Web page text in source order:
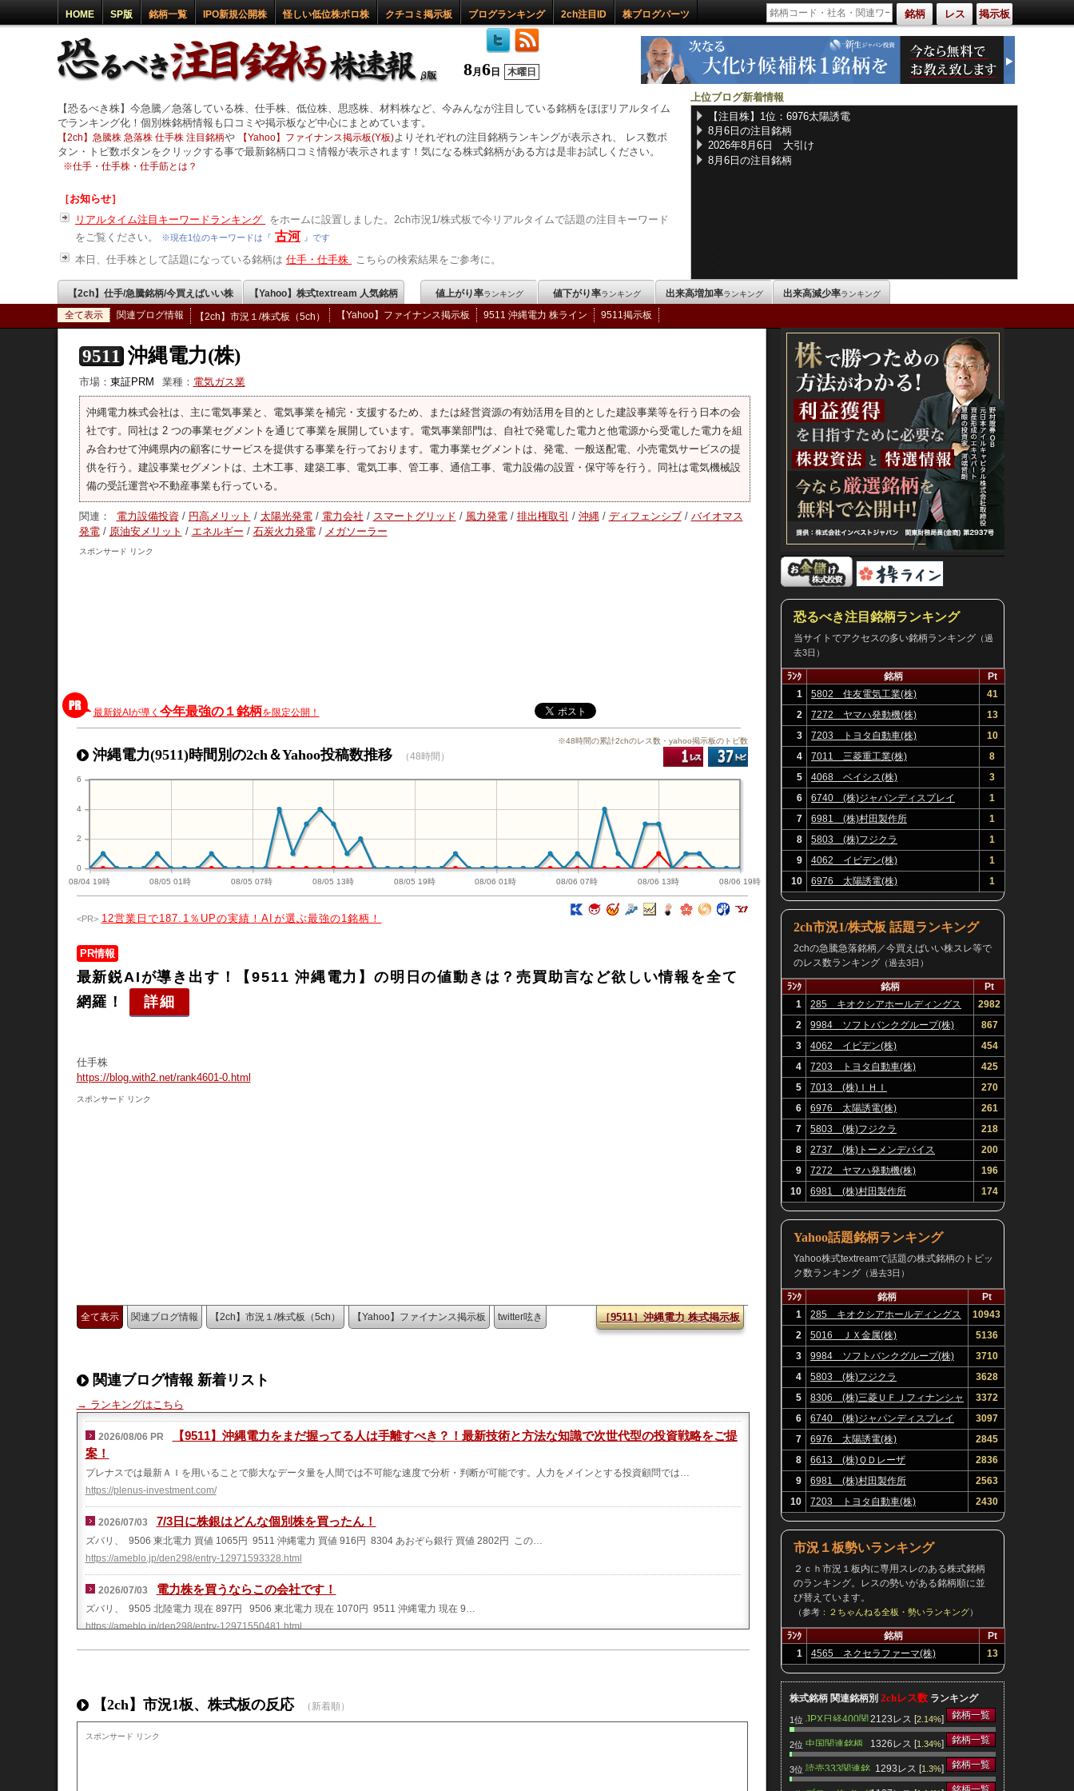
HOME SP版 銘柄一覧 IPO新規公開株 怪しい低位株ボロ株 クチコミ掲示板 ブログランキング 2ch注目ID 株ブログパーツ 銘柄 レス 掲示板
8月 6 日 木曜日
【恐るべき株】今急騰／急落している株、仕手株、低位株、思惑株、材料株など、今みんなが注目している銘柄をほぼリアルタイム
でランキング化！個別株銘柄情報も口コミや掲示板など中心にまとめています。
【2ch】急騰株 急落株 仕手株 注目銘柄や 【Yahoo】ファイナンス掲示板(Y板)よりそれぞれの注目銘柄ランキングが表示され、 レス数ボ
タン・トピ数ボタンをクリックする事で最新銘柄口コミ情報が表示されます！気になる株式銘柄がある方は是非お試しください。
※仕手・仕手株・仕手筋とは？
［お知らせ］
リアルタイム注目キーワードランキング
をホームに設置しました。2ch市況1/株式板で今リアルタイムで話題の注目キーワード
をご覧ください。
※現在1位のキーワードは『 古河 』です
本日、仕手株として話題になっている銘柄は 仕手・仕手株 こちらの検索結果をご参考に。
上位ブログ新着情報
【注目株】1位：6976太陽誘電
8月6日の注目銘柄
2026年8月6日 大引け
8月6日の注目銘柄
【2ch】仕手/急騰銘柄/今買えばいい株 【Yahoo】株式textream 人気銘柄 値上がり率ランキング 値下がり率ランキング 出来高増加率ランキング 出来高減少率ランキング
全て表示 関連ブログ情報 【2ch】市況１/株式板（5ch） 【Yahoo】ファイナンス掲示板 9511 沖縄電力 株ライン 9511掲示板
9511 沖縄電力(株)
市場： 東証PRM 業種： 電気ガス業
沖縄電力株式会社は、主に電気事業と、電気事業を補完・支援するため、または経営資源の有効活用を目的とした建設事業等を行う日本の会
社です。同社は 2 つの事業セグメントを通じて事業を展開しています。電気事業部門は、自社で発電した電力と他電源から受電した電力を組
み合わせて沖縄県内の顧客にサービスを提供する事業を行っております。電力事業セグメントは、発電、一般送配電、小売電気サービスの提
供を行う。建設事業セグメントは、土木工事、建築工事、電気工事、管工事、通信工事、電力設備の設置・保守等を行う。同社は電気機械設
備の受託運営や不動産事業も行っている。
関連： 電力設備投資 / 円高メリット / 太陽光発電 / 電力会社 / スマートグリッド / 風力発電 / 排出権取引 / 沖縄 / ディフェンシブ / バイオマス
発電 / 原油安メリット / エネルギー / 石炭火力発電 / メガソーラー
スポンサード リンク
最新鋭AIが導く 今年最強の１銘柄を限定公開！
沖縄電力(9511)時間別の2ch＆Yahoo投稿数推移 （48時間）
※48時間の累計2chのレス数・yahoo掲示板のトピ数
08/04 19時 08/05 01時 08/05 07時 08/05 13時 08/05 19時 08/06 01時 08/06 07時 08/06 13時 08/06 19時
0
2
4
6
12営業日で187.1％UPの実績！AIが選ぶ最強の1銘柄！
PR情報
最新鋭AIが導き出す！【9511 沖縄電力】の明日の値動きは？売買助言など欲しい情報を全て
網羅！
詳細
仕手株
https://blog.with2.net/rank4601-0.html
スポンサード リンク
全て表示 関連ブログ情報 【2ch】市況１/株式板（5ch） 【Yahoo】ファイナンス掲示板 twitter呟き ［9511］沖縄電力 株式掲示板
関連ブログ情報 新着リスト
→ ランキングはこちら
2026/08/06 PR
【9511】沖縄電力をまだ握ってる人は手離すべき？！最新技術と方法な知識で次世代型の投資戦略をご提
案！
プレナスでは最新ＡＩを用いることで膨大なデータ量を人間では不可能な速度で分析・判断が可能です。人力をメインとする投資顧問では…
https://plenus-investment.com/
2026/07/03 7/3日に株銀はどんな個別株を買ったん！
ズバリ、 9506 東北電力 買値 1065円 9511 沖縄電力 買値 916円 8304 あおぞら銀行 買値 2802円 この…
https://ameblo.jp/den298/entry-12971593328.html
2026/07/03 電力株を買うならこの会社です！
ズバリ、 9505 北陸電力 現在 897円 9506 東北電力 現在 1070円 9511 沖縄電力 現在 9…
https://ameblo.jp/den298/entry-12971550481.html
https://stock.f-frontier.com/2026/04/29/233694/
【2ch】市況1板、株式板の反応 （新着順）
スポンサード リンク
恐るべき注目銘柄ランキング
当サイトでアクセスの多い銘柄ランキング（過
去3日）
ﾗﾝｸ 銘柄
Pt
1
5802 住友電気工業(株)
41
2
7272 ヤマハ発動機(株)
13
3
7203 トヨタ自動車(株)
10
4
7011 三菱重工業(株)
8
5
4068 ベイシス(株)
3
6
6740 (株)ジャパンディスプレイ
1
7
6981 (株)村田製作所
1
8
5803 (株)フジクラ
1
9
4062 イビデン(株)
1
10
6976 太陽誘電(株) 1
2ch市況1/株式板 話題ランキング
2chの急騰急落銘柄／今買えばいい株スレ等で
のレス数ランキング（過去3日）
ﾗﾝｸ 銘柄
Pt
1
285 キオクシアホールディングス
(株)
2982
2
9984 ソフトバンクグループ(株)
867
3
4062 イビデン(株)
454
4
7203 トヨタ自動車(株)
425
5
7013 (株)ＩＨＩ
270
6
6976 太陽誘電(株)
261
7
5803 (株)フジクラ
218
8
2737 (株)トーメンデバイス
200
9
7272 ヤマハ発動機(株)
196
10
6981 (株)村田製作所 174
Yahoo話題銘柄ランキング
Yahoo株式textreamで話題の株式銘柄のトピッ
ク数ランキング（過去3日）
ﾗﾝｸ 銘柄
Pt
1
285 キオクシアホールディングス
(株)
10943
2
5016 ＪＸ金属(株)
5136
3
9984 ソフトバンクグループ(株)
3710
4
5803 (株)フジクラ
3628
5
8306 (株)三菱ＵＦＪフィナンシャ
ル・グループ
3372
6
6740 (株)ジャパンディスプレイ
3097
7
6976 太陽誘電(株)
2845
8
6613 (株)ＱＤレーザ
2836
9
6981 (株)村田製作所
2563
10
7203 トヨタ自動車(株) 2430
市況１板勢いランキング
２ｃｈ市況１板内に専用スレのある株式銘柄
のランキング。レスの勢いがある銘柄順に並
び替えています。
（参考：２ちゃんねる全板・勢いランキング）
ﾗﾝｸ 銘柄
Pt
1
4565 ネクセラファーマ(株) 13
株式銘柄 関連銘柄別 2chレス数 ランキング
1位 JPX日経400関
連銘柄
2123レス [2.14%] 銘柄一覧
2位 中国関連銘柄 1326レス [1.34%] 銘柄一覧
3位 読売333関連銘
柄
1293レス [1.3%] 銘柄一覧